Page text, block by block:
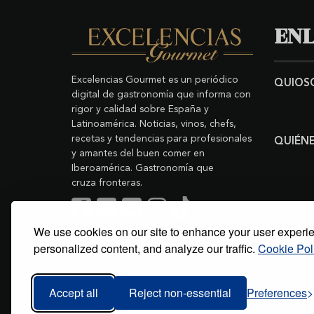
We use cookies on our site to enhance your user
personalized content, and analyze our traffic. Cookie
Accept all Reject non-essential Preferences
Excelencias Gourmet es un periódico
digital de gastronomía que informa con
rigor y calidad sobre España y
Latinoamérica. Noticias, vinos, chefs,
recetas y tendencias para profesionales
y amantes del buen comer en
Iberoamérica. Gastronomía que
cruza fronteras.
Copyright © 2011-2026 Excelencias Gourmet.
Todos los derechos reservados.
Grupo Excelencias
Buscar